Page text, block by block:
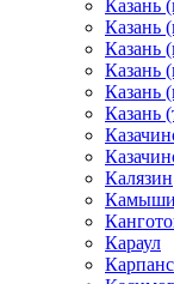
Казань
Казань
Казань
Казань
Казань
Казань
Калязин
Караул